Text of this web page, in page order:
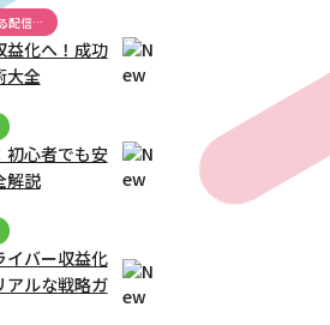
配信…
益化へ！成功
大全
初心者でも安
解説
イバー収益化
アルな戦略ガ